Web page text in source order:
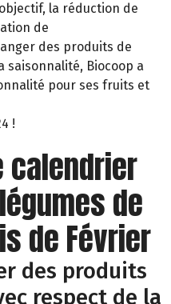
la réduction de
de
des produits de
saisonnalité, Biocoop a
pour ses fruits et
!
calendrier
de
de Février
des produits
respect de la